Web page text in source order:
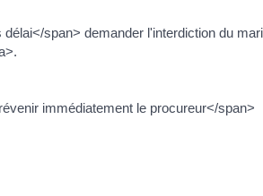
span> demander l'interdiction du
immédiatement le procureur</span>